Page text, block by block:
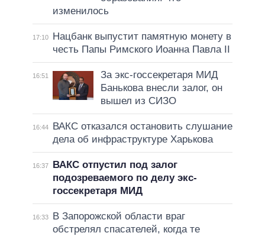
изменилось
17:10
Нацбанк выпустит памятную монету в
честь Папы Римского Иоанна Павла II
16:51
За экс-госсекретаря МИД
Банькова внесли залог, он
вышел из СИЗО
16:44
ВАКС отказался остановить слушание
дела об инфраструктуре Харькова
16:37
ВАКС отпустил под залог
подозреваемого по делу экс-
госсекретаря МИД
16:33
В Запорожской области враг
обстрелял спасателей, когда те